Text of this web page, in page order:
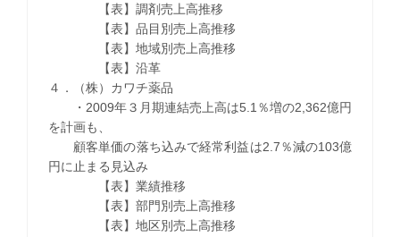
【表】調剤売上高推移
【表】品目別売上高推移
【表】地域別売上高推移
【表】沿革
４．（株）カワチ薬品
・2009年３月期連結売上高は5.1％増の2,362億円
を計画も、
顧客単価の落ち込みで経常利益は2.7％減の103億
円に止まる見込み
【表】業績推移
【表】部門別売上高推移
【表】地区別売上高推移